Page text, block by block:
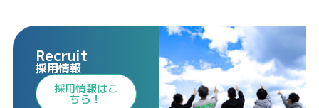
Recruit
採用情報
⁩採用情報⁩はこ
ちら！